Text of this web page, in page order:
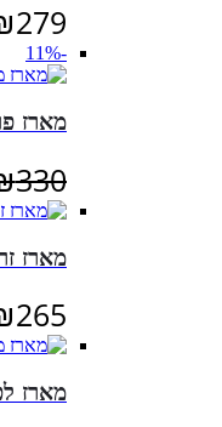
279
-11%
מארז
330
מארז
265
מארז